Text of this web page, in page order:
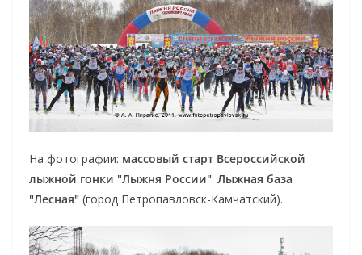
На фотографии: массовый старт Всероссийской
лыжной гонки "Лыжня России". Лыжная база
"Лесная" (город Петропавловск-Камчатский).